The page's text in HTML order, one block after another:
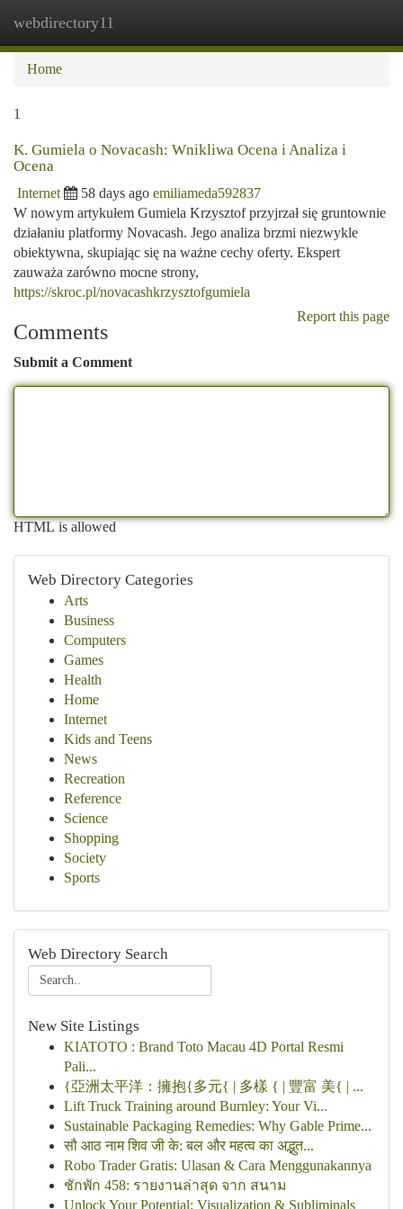
webdirectory11
Home
1
K. Gumiela o Novacash: Wnikliwa Ocena i Analiza i
Ocena
Internet 58 days ago emiliameda592837
W nowym artykułem Gumiela Krzysztof przyjrzał się gruntownie
działaniu platformy Novacash. Jego analiza brzmi niezwykle
obiektywna, skupiając się na ważne cechy oferty. Ekspert
zauważa zarówno mocne strony,
https://skroc.pl/novacashkrzysztofgumiela
Report this page
Comments
Submit a Comment
HTML is allowed
Web Directory Categories
Arts
Business
Computers
Games
Health
Home
Internet
Kids and Teens
News
Recreation
Reference
Science
Shopping
Society
Sports
Web Directory Search
New Site Listings
KIATOTO : Brand Toto Macau 4D Portal Resmi
Pali...
{亞洲太平洋：擁抱{多元{ | 多樣 { | 豐富 美{ | ...
Lift Truck Training around Burnley: Your Vi...
Sustainable Packaging Remedies: Why Gable Prime...
सौ आठ नाम शिव जी के: बल और महत्व का अद्भुत...
Robo Trader Gratis: Ulasan & Cara Menggunakannya
ชักพัก 458: รายงานล่าสุด จาก สนาม
Unlock Your Potential: Visualization & Subliminals